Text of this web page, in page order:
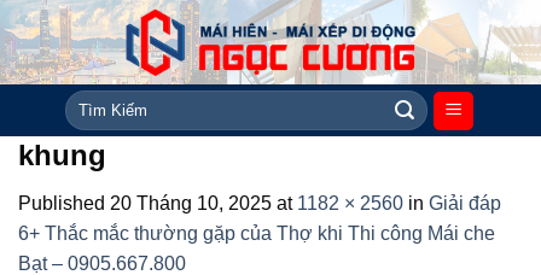
Skip
to
content
Tìm
kiếm:
khung
Published 20 Tháng 10, 2025 at 1182 × 2560 in Giải đáp
6+ Thắc mắc thường gặp của Thợ khi Thi công Mái che
Bạt – 0905.667.800